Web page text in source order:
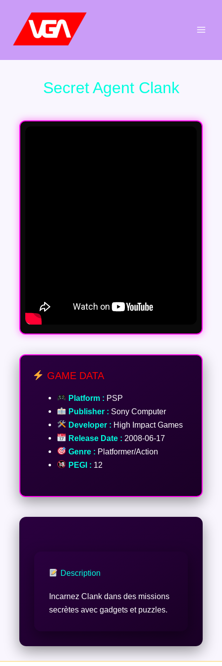
contenu
Secret Agent Clank
GAME DATA
Platform : PSP
Publisher : Sony Computer
Developer : High Impact Games
Release Date : 2008-06-17
Genre : Platformer/Action
PEGI : 12
Description
Incarnez Clank dans des missions
secrètes avec gadgets et puzzles.